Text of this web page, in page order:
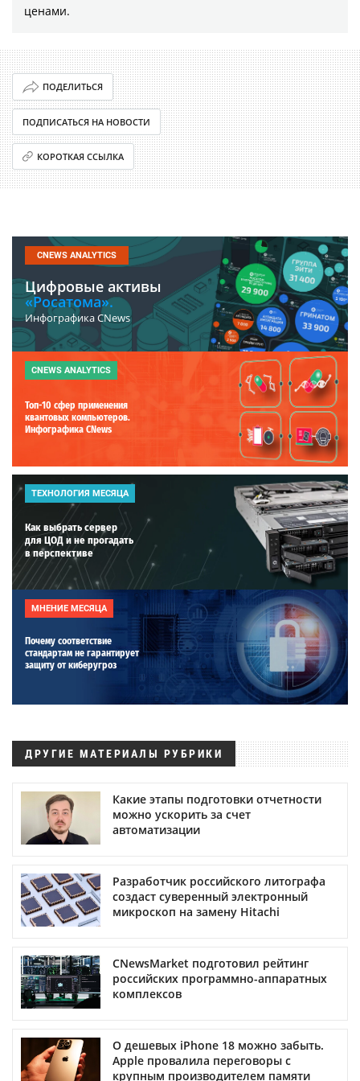
ценами.
ПОДЕЛИТЬСЯ
ПОДПИСАТЬСЯ НА НОВОСТИ
КОРОТКАЯ ССЫЛКА
CNEWS ANALYTICS
Цифровые активы
«Росатома».
Инфографика CNews
CNEWS ANALYTICS
Топ-10 сфер применения
квантовых компьютеров.
Инфографика CNews
ТЕХНОЛОГИЯ МЕСЯЦА
Как выбрать сервер
для ЦОД и не прогадать
в перспективе
МНЕНИЕ МЕСЯЦА
Почему соответствие
стандартам не гарантирует
защиту от киберугроз
ДРУГИЕ МАТЕРИАЛЫ РУБРИКИ
Какие этапы подготовки отчетности
можно ускорить за счет
автоматизации
Разработчик российского литографа
создаст суверенный электронный
микроскоп на замену Hitachi
CNewsMarket подготовил рейтинг
российских программно-аппаратных
комплексов
О дешевых iPhone 18 можно забыть.
Apple провалила переговоры с
крупным производителем памяти